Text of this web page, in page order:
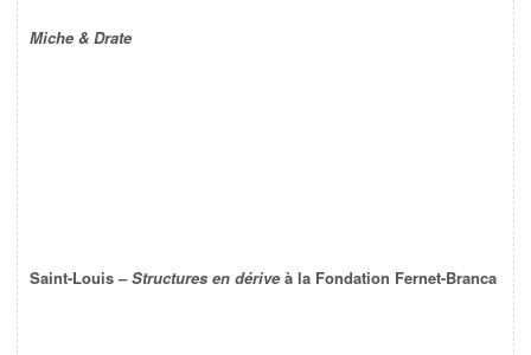
Miche & Drate
Saint-Louis –Structures en dérive à la Fondation Fernet-Branca